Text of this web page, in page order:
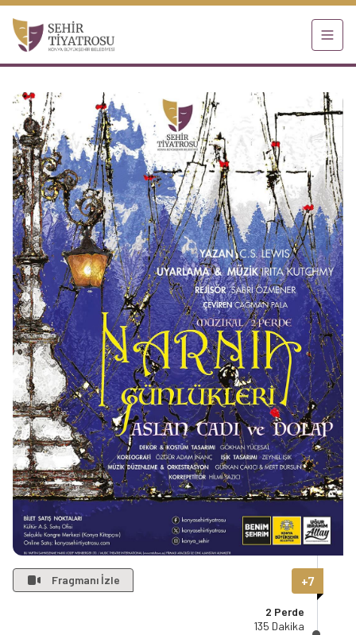
Fragmanı İzle
2 Perde
135 Dakika
+7